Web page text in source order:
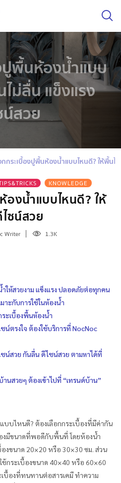
ปูพื้นห้องน้ำแบบ
ม่ลื่น แข็งแรง
น์สวย
กกระเบื้องปูพื้นห้องน้ำแบบไหนดี? ให้พื้นไ
KNOWLEDGE
องน้ำแบบไหนดี? ให้
ซน์สวย
Writer 1.3K
ำให้สวยงาม แข็งแรง ปลอดภัยต่อทุกคน
าะกับการใช้ในห้องน้ำ
ระเบื้องพื้นห้องน้ำ
น์ตรงใจ ต้องใช้บริการที่ NocNoc
น์สวย กันลื่น ดีไซน์สวย ตามหาได้ที่
านสวยๆ ต้องเข้าไปที่ “เทรนด์บ้าน”
บบไหนดี? ต้องเลือกกระเบื้องที่มีค่ากัน
งมีขนาดที่พอดีกับพื้นที่ โดยห้องน้ำ
องขนาด 20×20 หรือ 30×30 ซม. ส่วน
กระเบื้องขนาด 40×40 หรือ 60×60
บื้องที่ทนทานต่อสารเคมี ทำความ